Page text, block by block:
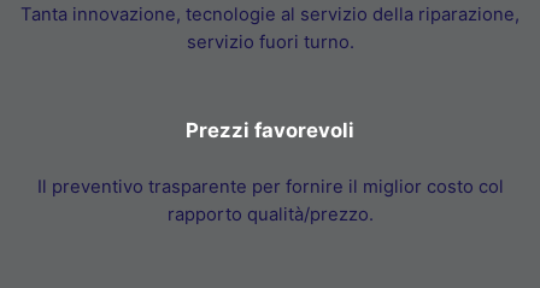
Tanta innovazione, tecnologie al servizio della riparazione,
servizio fuori turno.
Prezzi favorevoli
Il preventivo trasparente per fornire il miglior costo col
rapporto qualità/prezzo.